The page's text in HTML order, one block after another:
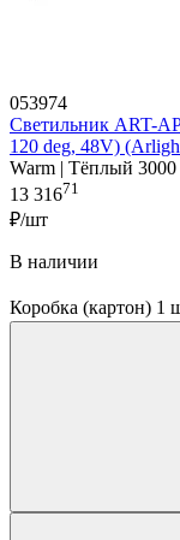
053974
Светильник ART-
120 deg, 48V)
Warm | Тёплый
13 31671
₽/шт
В наличии
Коробка (картон) 1